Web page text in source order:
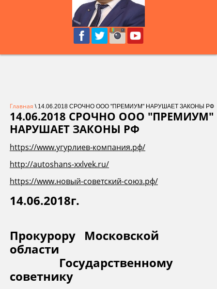
Главная \ 14.06.2018 СРОЧНО ООО "ПРЕМИУМ" НАРУШАЕТ ЗАКОНЫ РФ
14.06.2018 СРОЧНО ООО "ПРЕМИУМ"
НАРУШАЕТ ЗАКОНЫ РФ
https://www.угурлиев-компания.рф/
http://autoshans-xxlvek.ru/
https://www.новый-советский-союз.рф/
14.06.2018г.
Прокурору Московской
области
Государственному
советнику